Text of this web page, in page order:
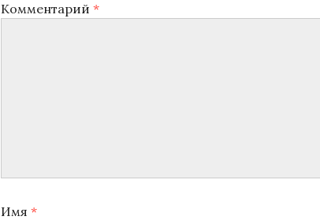
Комментарий *
Имя *